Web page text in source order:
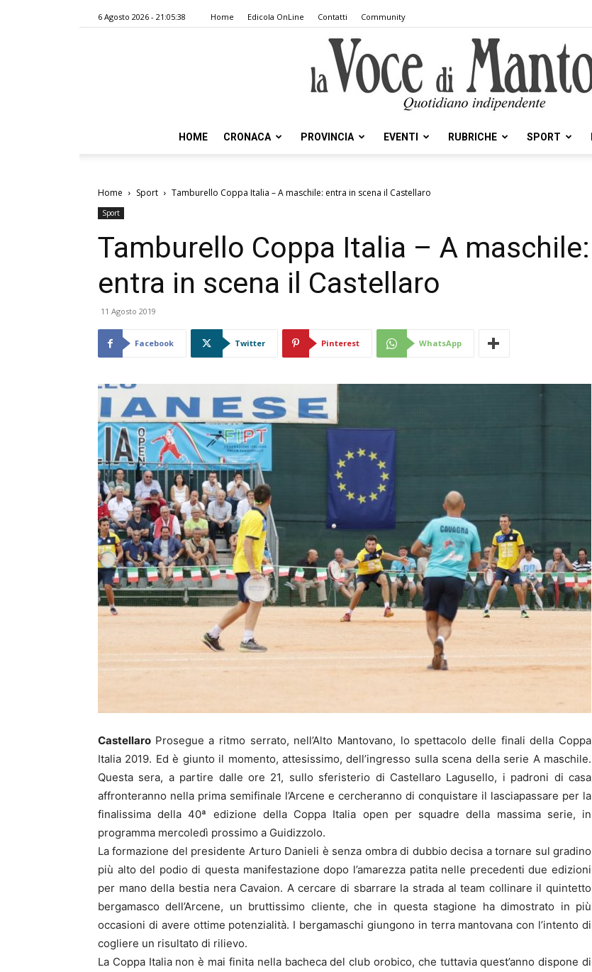
6 Agosto 2026 - 21:05:38 Home Edicola OnLine Contatti Community
Voce
HOME CRONACA PROVINCIA EVENTI RUBRICHE SPORT
Home Sport Tamburello Coppa Italia – A maschile: entra in scena il Castellaro
Sport
Tamburello Coppa Italia – A maschile:
entra in scena il Castellaro
11 Agosto 2019
Facebook Twitter Pinterest WhatsApp
Castellaro Prosegue a ritmo serrato, nell’Alto Mantovano, lo spettacolo delle finali della Coppa
Italia 2019. Ed è giunto il momento, attesissimo, dell’ingresso sulla scena della serie A maschile.
Questa sera, a partire dalle ore 21, sullo sferisterio di Castellaro Lagusello, i padroni di casa
affronteranno nella prima semifinale l’Arcene e cercheranno di conquistare il lasciapassare per la
finalissima della 40ª edizione della Coppa Italia open per squadre della massima serie, in
programma mercoledì prossimo a Guidizzolo.
La formazione del presidente Arturo Danieli è senza ombra di dubbio decisa a tornare sul gradino
più alto del podio di questa manifestazione dopo l’amarezza patita nelle precedenti due edizioni
per mano della bestia nera Cavaion. A cercare di sbarrare la strada al team collinare il quintetto
bergamasco dell’Arcene, un bruttissimo cliente, che in questa stagione ha dimostrato in più
occasioni di avere ottime potenzialità. I bergamaschi giungono in terra mantovana con l’intento di
cogliere un risultato di rilievo.
La Coppa Italia non è mai finita nella bacheca del club orobico, che tuttavia quest’anno dispone di